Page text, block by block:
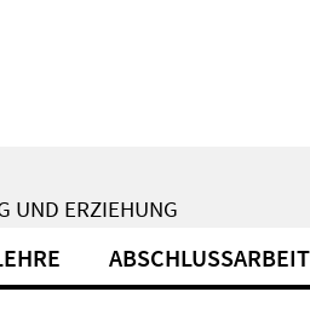
UND ERZIEHUNG